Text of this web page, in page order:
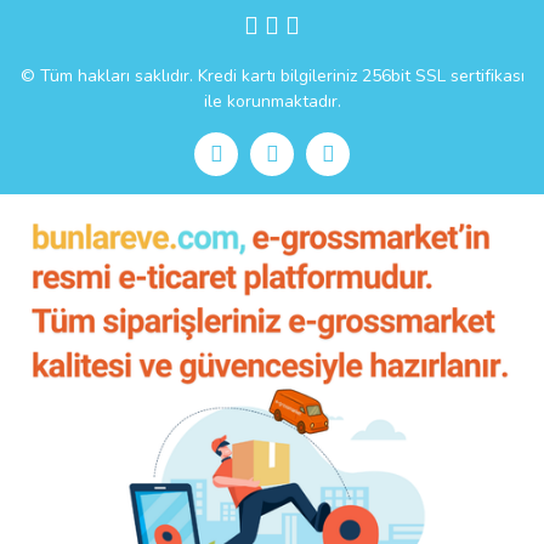
© Tüm hakları saklıdır. Kredi kartı bilgileriniz 256bit SSL sertifikası
ile korunmaktadır.